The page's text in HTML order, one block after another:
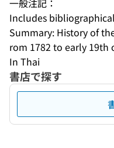
一般注記：
Includes
Summary: History of
rom 1782 to early 19th
In Thai
書店で探す